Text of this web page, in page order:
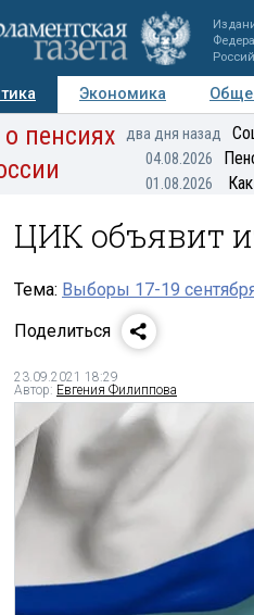
Экономика
Персоны Мнения
о пенсиях
два дня назад
04.08.2026
01.08.2026
ЦИК объявит
Тема: Выборы 17-19
Поделиться
23.09.2021 18:29
Автор: Евгения Филиппова